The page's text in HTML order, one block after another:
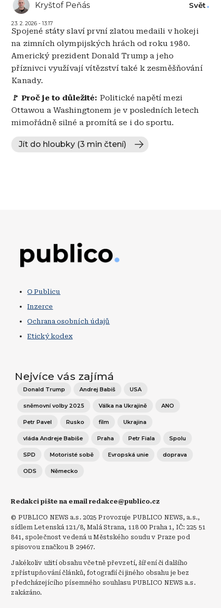
Kryštof Peňás
23. 2. 2026 - 13:17
Svět
Spojené státy slaví první zlatou medaili v hokeji
na zimních olympijských hrách od roku 1980.
Americký prezident Donald Trump a jeho
příznivci využívají vítězství také k zesměšňování
Kanady.
🚩 Proč je to důležité: Politické napětí mezi
Ottawou a Washingtonem je v posledních letech
mimořádně silné a promítá se i do sportu.
Jít do hloubky (3 min čtení)
O Publicu
Inzerce
Ochrana osobních údajů
Etický kodex
Nejvíce vás zajímá
Donald Trump Andrej Babiš USA
sněmovní volby 2025 Válka na Ukrajině ANO
Petr Pavel Rusko film Ukrajina
vláda Andreje Babiše Praha Petr Fiala Spolu
SPD Motoristé sobě Evropská unie doprava
ODS Německo
Redakci pište na email redakce@publico.cz
© PUBLICO NEWS a.s. 2025 Provozuje PUBLICO NEWS, a.s.,
sídlem Letenská 121/8, Malá Strana, 118 00 Praha 1, IČ: 225 51
841, společnost vedená u Městského soudu v Praze pod
spisovou značkou B 29467.
Jakékoliv užití obsahu včetně převzetí, šíření či dalšího
zpřístupňování článků, fotografií či jiného obsahu je bez
předcházejícího písemného souhlasu PUBLICO NEWS a.s.
zakázáno.